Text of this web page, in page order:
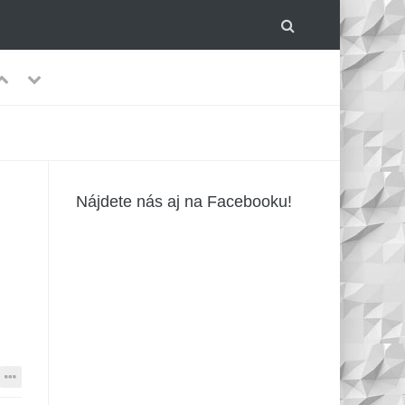
PreviousNext
Nájdete nás aj na Facebooku!